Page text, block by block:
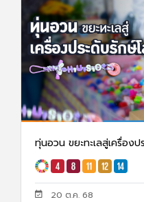
ทุ่นอวน ขยะทะเลสู่เครื่องป
20 ต.ค. 68